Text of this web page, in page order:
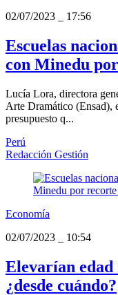
02/07/2023
17:56
Escuelas
con Minedu
Lucía Lora, directora
Arte Dramático (Ensad),
presupuesto q...
Perú
Redacción Gestión
Economía
02/07/2023
10:54
Elevarían edad
¿desde cuándo?